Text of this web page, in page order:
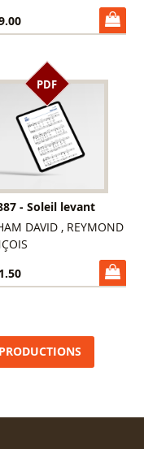
PDF
- Soleil levant
DAVID , REYMOND